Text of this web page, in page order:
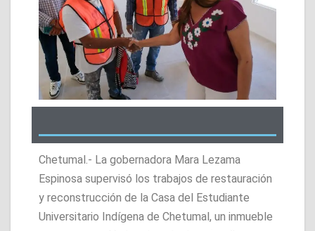
Chetumal.- La gobernadora Mara Lezama
Espinosa supervisó los trabajos de restauración
y reconstrucción de la Casa del Estudiante
Universitario Indígena de Chetumal, un inmueble